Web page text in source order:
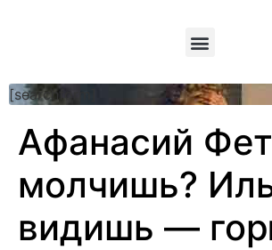
[searchform]
Афанасий
молчишь?
видишь —